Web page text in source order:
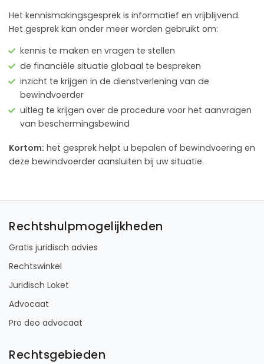
Het kennismakingsgesprek is informatief en vrijblijvend.
Het gesprek kan onder meer worden gebruikt om:
kennis te maken en vragen te stellen
de financiële situatie globaal te bespreken
inzicht te krijgen in de dienstverlening van de
bewindvoerder
uitleg te krijgen over de procedure voor het aanvragen
van beschermingsbewind
Kortom: het gesprek helpt u bepalen of bewindvoering en
deze bewindvoerder aansluiten bij uw situatie.
Rechtshulpmogelijkheden
Gratis juridisch advies
Rechtswinkel
Juridisch Loket
Advocaat
Pro deo advocaat
Rechtsgebieden